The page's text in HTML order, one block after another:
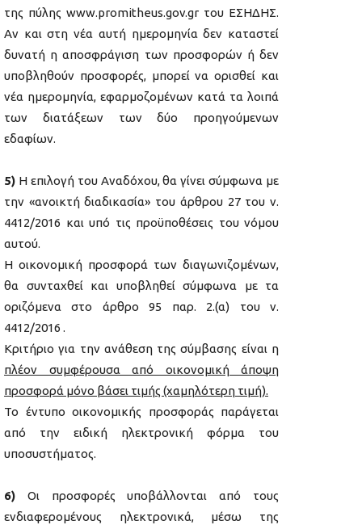
της πύλης www.promitheus.gov.gr του ΕΣΗΔΗΣ.
Αν και στη νέα αυτή ημερομηνία δεν καταστεί
δυνατή η αποσφράγιση των προσφορών ή δεν
υποβληθούν προσφορές, μπορεί να ορισθεί και
νέα ημερομηνία, εφαρμοζομένων κατά τα λοιπά
των διατάξεων των δύο προηγούμενων
εδαφίων.
5) Η επιλογή του Αναδόχου, θα γίνει σύμφωνα με
την «ανοικτή διαδικασία» του άρθρου 27 του ν.
4412/2016 και υπό τις προϋποθέσεις του νόμου
αυτού.
Η οικονομική προσφορά των διαγωνιζομένων,
θα συνταχθεί και υποβληθεί σύμφωνα με τα
οριζόμενα στο άρθρο 95 παρ. 2.(α) του ν.
4412/2016 .
Κριτήριο για την ανάθεση της σύμβασης είναι η
πλέον συμφέρουσα από οικονομική άποψη
προσφορά μόνο βάσει τιμής (χαμηλότερη τιμή).
Το έντυπο οικονομικής προσφοράς παράγεται
από την ειδική ηλεκτρονική φόρμα του
υποσυστήματος.
6) Οι προσφορές υποβάλλονται από τους
ενδιαφερομένους ηλεκτρονικά, μέσω της